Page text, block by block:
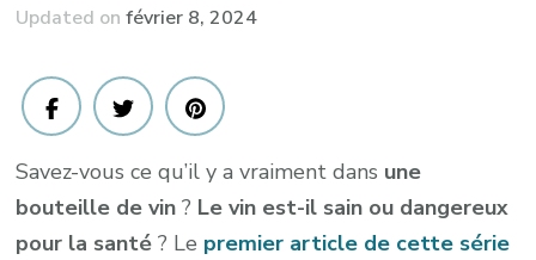
Updated onfévrier 8, 2024
Savez-vous ce qu’il y a vraiment dans une
bouteille de vin ? Le vin est-il sain ou dangereux
pour la santé ? Le premier article de cette série